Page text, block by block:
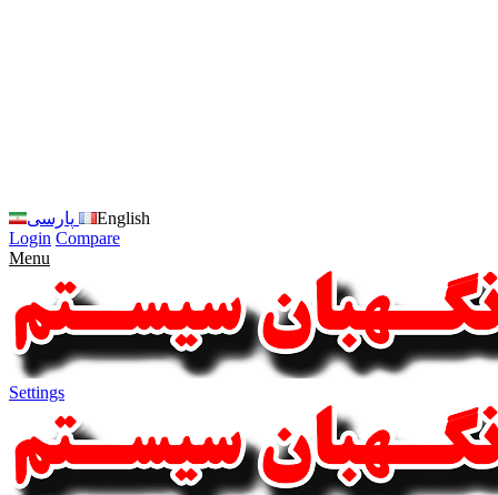
پارسی
English
Login Compare
Menu
Settings